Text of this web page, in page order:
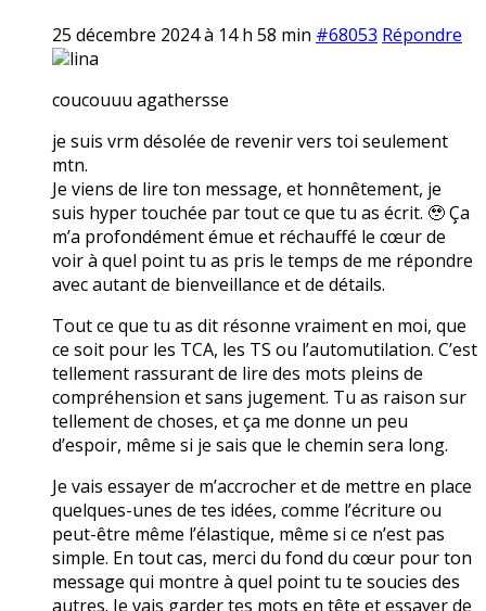
25 décembre 2024 à 14 h 58 min #68053 Répondre
lina
coucouuu agathersse
je suis vrm désolée de revenir vers toi seulement
mtn.
Je viens de lire ton message, et honnêtement, je
suis hyper touchée par tout ce que tu as écrit. 🥹 Ça
m’a profondément émue et réchauffé le cœur de
voir à quel point tu as pris le temps de me répondre
avec autant de bienveillance et de détails.
Tout ce que tu as dit résonne vraiment en moi, que
ce soit pour les TCA, les TS ou l’automutilation. C’est
tellement rassurant de lire des mots pleins de
compréhension et sans jugement. Tu as raison sur
tellement de choses, et ça me donne un peu
d’espoir, même si je sais que le chemin sera long.
Je vais essayer de m’accrocher et de mettre en place
quelques-unes de tes idées, comme l’écriture ou
peut-être même l’élastique, même si ce n’est pas
simple. En tout cas, merci du fond du cœur pour ton
message qui montre à quel point tu te soucies des
autres. Je vais garder tes mots en tête et essayer de